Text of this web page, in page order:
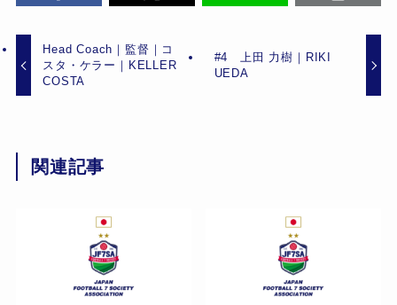
Head Coach｜監督｜コ
スタ・ケラー｜KELLER
COSTA
#4 上田 力樹｜RIKI
UEDA
関連記事